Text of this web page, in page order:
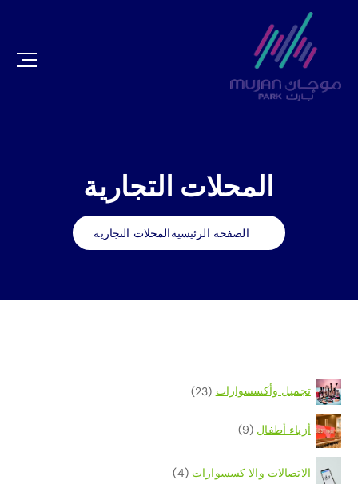
المحلات التجارية
الصفحة الرئيسيةالمحلات التجارية
تجميل وأكسسوارات (23)
أزياء أطفال (9)
الاتصالات والا كسسوارات (4)